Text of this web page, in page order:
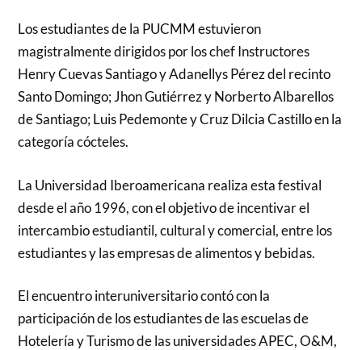
Los estudiantes de la PUCMM estuvieron
magistralmente dirigidos por los chef Instructores
Henry Cuevas Santiago y Adanellys Pérez del recinto
Santo Domingo; Jhon Gutiérrez y Norberto Albarellos
de Santiago; Luis Pedemonte y Cruz Dilcia Castillo en la
categoría cócteles.
La Universidad Iberoamericana realiza esta festival
desde el año 1996, con el objetivo de incentivar el
intercambio estudiantil, cultural y comercial, entre los
estudiantes y las empresas de alimentos y bebidas.
El encuentro interuniversitario contó con la
participación de los estudiantes de las escuelas de
Hotelería y Turismo de las universidades APEC, O&M,